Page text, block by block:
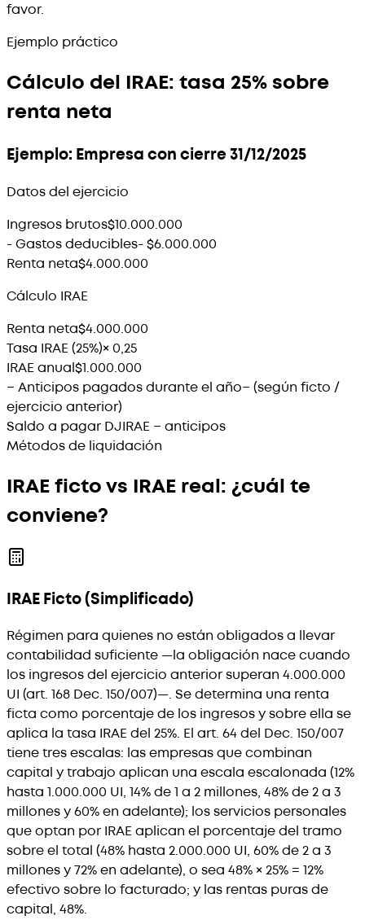
favor.
Ejemplo práctico
Cálculo del IRAE: tasa 25% sobre
renta neta
Ejemplo: Empresa con cierre 31/12/2025
Datos del ejercicio
Ingresos brutos$10.000.000
- Gastos deducibles- $6.000.000
Renta neta$4.000.000
Cálculo IRAE
Renta neta$4.000.000
Tasa IRAE (25%)× 0,25
IRAE anual$1.000.000
− Anticipos pagados durante el año− (según ficto /
ejercicio anterior)
Saldo a pagar DJIRAE − anticipos
Métodos de liquidación
IRAE ficto vs IRAE real: ¿cuál te
conviene?
IRAE Ficto (Simplificado)
Régimen para quienes no están obligados a llevar
contabilidad suficiente —la obligación nace cuando
los ingresos del ejercicio anterior superan 4.000.000
UI (art. 168 Dec. 150/007)—. Se determina una renta
ficta como porcentaje de los ingresos y sobre ella se
aplica la tasa IRAE del 25%. El art. 64 del Dec. 150/007
tiene tres escalas: las empresas que combinan
capital y trabajo aplican una escala escalonada (12%
hasta 1.000.000 UI, 14% de 1 a 2 millones, 48% de 2 a 3
millones y 60% en adelante); los servicios personales
que optan por IRAE aplican el porcentaje del tramo
sobre el total (48% hasta 2.000.000 UI, 60% de 2 a 3
millones y 72% en adelante), o sea 48% × 25% = 12%
efectivo sobre lo facturado; y las rentas puras de
capital, 48%.